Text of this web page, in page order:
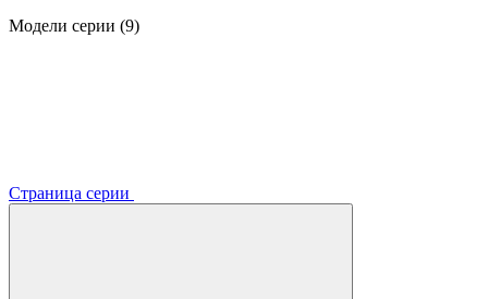
Модели серии (9)
Страница серии